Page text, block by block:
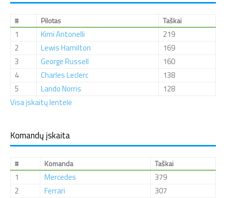
# Pilotas Taškai
1 Kimi Antonelli
219
2
Lewis Hamilton
169
3
George Russell
160
4
Charles Leclerc
138
5
Lando Norris
128
Visa įskaitų lentelė
Komandų įskaita
# Komanda Taškai
1 Mercedes
379
2
Ferrari
307